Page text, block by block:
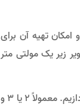
پایین است (چیزی در حدود ۵۰۰ هزار تومان) و امکان تهیه آن برای
زیر یک مولتی متر
ابتدا به بررسی ترمینال های ورودی مولتی متر که محل اتصال پراب ها به مولتی متر هستند می پردازیم. معمولاً ۲ یا ۳ و